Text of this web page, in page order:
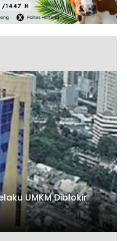
UMKM Diblokir